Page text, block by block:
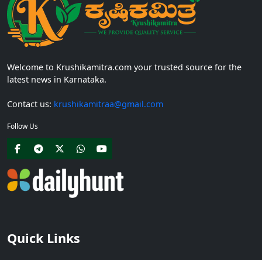
Welcome to Krushikamitra.com your trusted source for the
latest news in Karnataka.
Contact us: krushikamitraa@gmail.com
Follow Us
Quick Links